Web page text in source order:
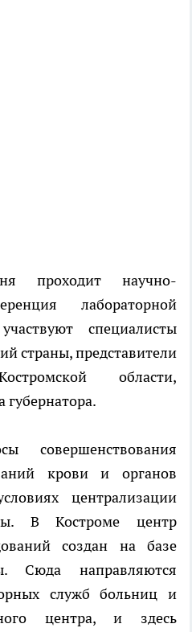
проходит научно-
лабораторной
специалисты
страны, представители
области,
губернатора.
совершенствования
крови и органов
централизации
В Костроме центр
создан на базе
Сюда направляются
служб больниц и
центра, и здесь